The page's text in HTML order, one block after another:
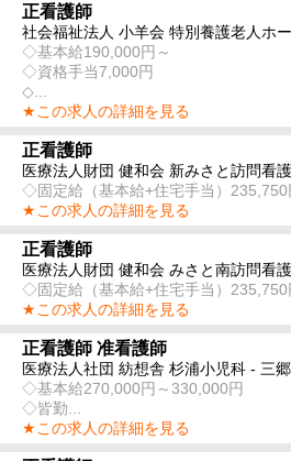
正看護師
社会福祉法人 小羊会 特別養護老人ホ
◇基本給190,000円～
◇資格手当7,000円
◇...
★この求人の詳細を見る
正看護師
医療法人財団 健和会 新みさと訪問看
◇固定給（基本給+住宅手当）235,750
★この求人の詳細を見る
正看護師
医療法人財団 健和会 みさと南訪問看
◇固定給（基本給+住宅手当）235,750
★この求人の詳細を見る
正看護師 准看護師
医療法人社団 紡想舎 杉浦小児科 - 三
◇基本給270,000円～330,000円
◇皆勤...
★この求人の詳細を見る